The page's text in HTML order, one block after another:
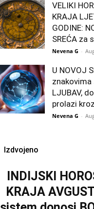
VELIKI
KRAJA
GODINE:
SREĆA za
Nevena G -
U NOVOJ
znakovima
LJUBAV,
prolazi
Nevena G -
Izdvojeno
INDIJSKI
KRAJA